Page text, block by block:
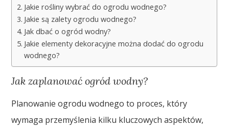
Jakie rośliny wybrać do ogrodu wodnego?
Jakie są zalety ogrodu wodnego?
Jak dbać o ogród wodny?
Jakie elementy dekoracyjne można dodać do ogrodu
wodnego?
Jak zaplanować ogród wodny?
Planowanie ogrodu wodnego to proces, który
wymaga przemyślenia kilku kluczowych aspektów,